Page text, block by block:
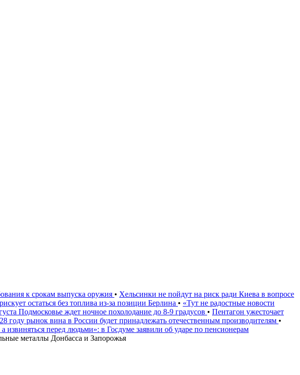
к срокам выпуска оружия • Хельсинки не пойдут на риск ради Киева в вопросе
остаться без топлива из-за позиции Берлина • «Тут не радостные новости
Подмосковье ждет ночное похолодание до 8-9 градусов • Пентагон ужесточает
году рынок вина в России будет принадлежать отечественным производителям •
извиняться перед людьми»: в Госдуме заявили об ударе по пенсионерам
металлы Донбасса и Запорожья